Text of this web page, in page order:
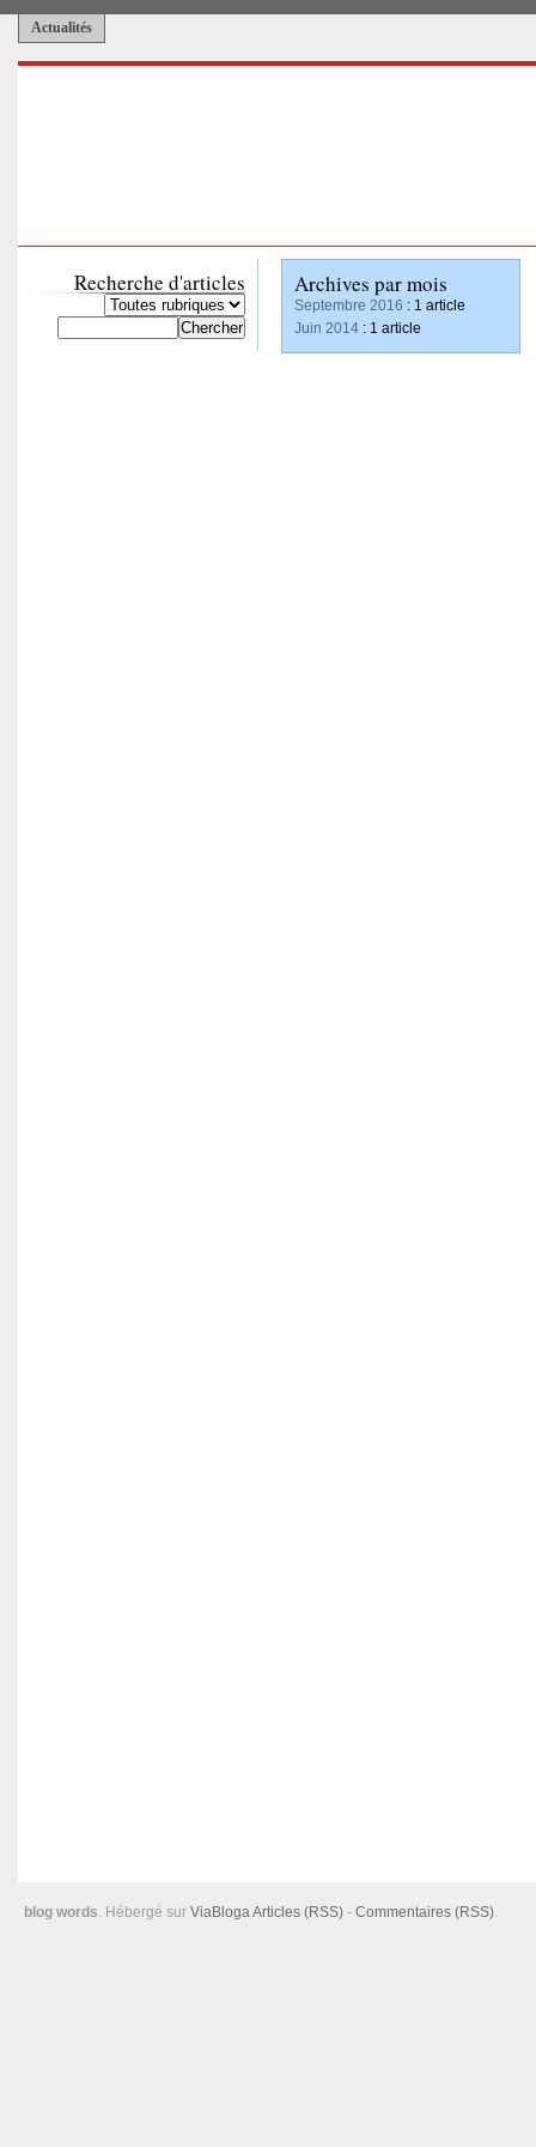
Actualités
Recherche d'articles Archives par mois
Septembre 2016 : 1 article
Juin 2014 : 1 article
blog words. Hébergé sur ViaBlogaArticles (RSS) - Commentaires (RSS).